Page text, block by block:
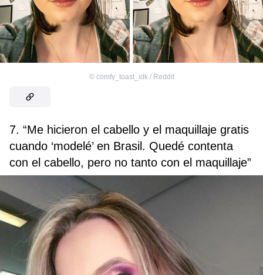
© comfy_toast_idk / Reddit
7. “Me hicieron el cabello y el maquillaje gratis
cuando ‘modelé’ en Brasil. Quedé contenta
con el cabello, pero no tanto con el maquillaje”